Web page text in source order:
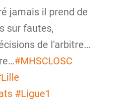
jamais il prend de
sur fautes,
de l'arbitre…
#MHSCLOSC
#Ligue1